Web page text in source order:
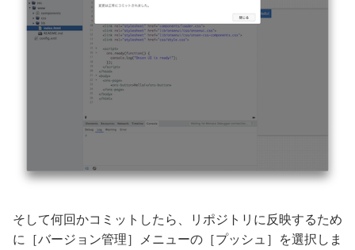
そして何回かコミットしたら、リポジトリに反映するため
に［バージョン管理］メニューの［プッシュ］を選択しま